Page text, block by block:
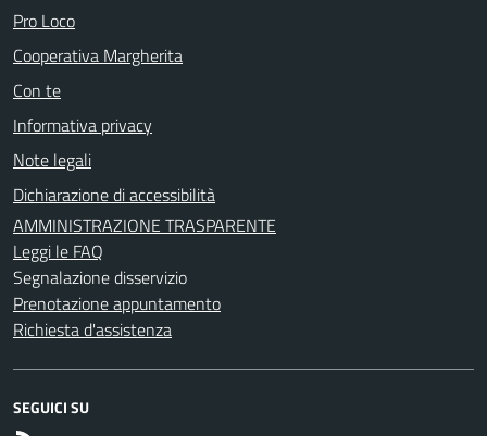
Pro Loco
Cooperativa Margherita
Con te
Informativa privacy
Note legali
Dichiarazione di accessibilità
AMMINISTRAZIONE TRASPARENTE
Leggi le FAQ
Segnalazione disservizio
Prenotazione appuntamento
Richiesta d'assistenza
SEGUICI SU